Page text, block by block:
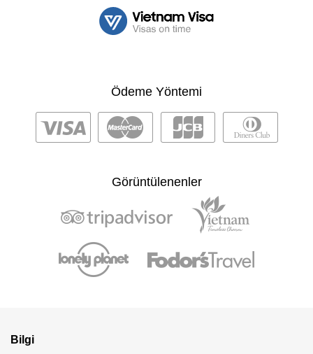
Ödeme Yöntemi
Görüntülenenler
Bilgi